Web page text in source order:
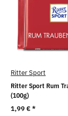
Ritter Sport
Ritter Sport Rum
(100g)
1,99 €*